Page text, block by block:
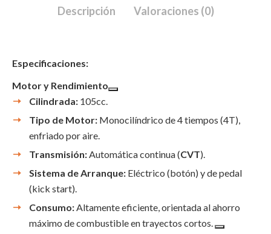
Descripción Valoraciones (0)
Especificaciones:
Motor y Rendimiento
Cilindrada: 105cc.
Tipo de Motor: Monocilíndrico de 4 tiempos (4T),
enfriado por aire.
Transmisión:Automática continua (CVT).
Sistema de Arranque: Eléctrico (botón) y de pedal
(kick start).
Consumo:Altamente eficiente, orientada al ahorro
máximo de combustible en trayectos cortos.